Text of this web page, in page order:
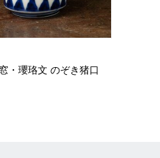
・瓔珞文 のぞき猪口